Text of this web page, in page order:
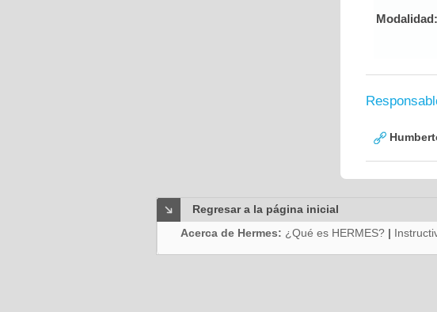
Modalidad:
Regresar a la página inicial
Acerca de Hermes: ¿Qué es HERMES? |